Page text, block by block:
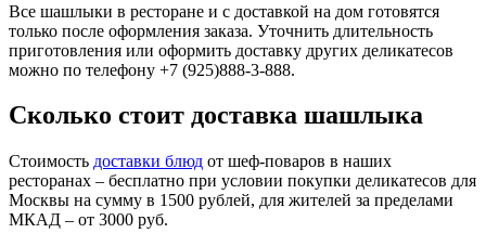
Все шашлыки в ресторане и с доставкой на дом готовятся
только после оформления заказа. Уточнить длительность
приготовления или оформить доставку других деликатесов
можно по телефону +7 (925)888-3-888.
Сколько стоит доставка шашлыка
Стоимость доставки блюд от шеф-поваров в наших
ресторанах – бесплатно при условии покупки деликатесов для
Москвы на сумму в 1500 рублей, для жителей за пределами
МКАД – от 3000 руб.